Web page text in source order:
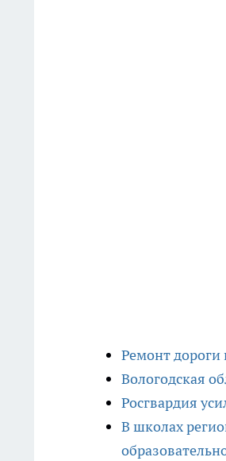
Ремонт
Вологодская
Росгвардия
В школах